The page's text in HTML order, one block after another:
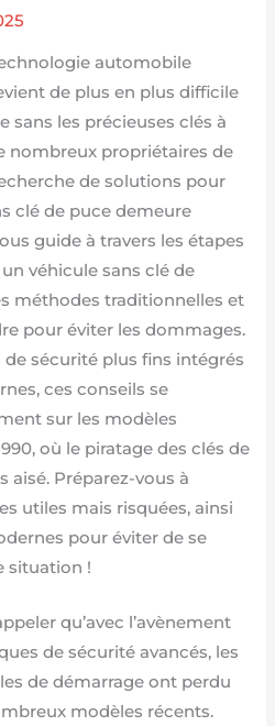
automobile
de plus en plus difficile
sans les précieuses clés à
nombreux propriétaires de
de solutions pour
clé de puce demeure
guide à travers les étapes
véhicule sans clé de
méthodes traditionnelles et
pour éviter les dommages.
de sécurité plus fins intégrés
ces conseils se
sur les modèles
où le piratage des clés de
aisé. Préparez-vous à
utiles mais risquées, ainsi
pour éviter de se
situation !
qu’avec l’avènement
de sécurité avancés, les
de démarrage ont perdu
modèles récents.